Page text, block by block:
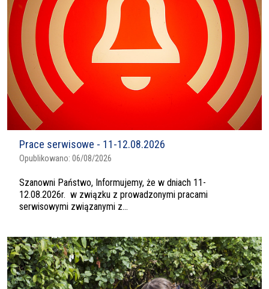
Prace serwisowe - 11-12.08.2026
Opublikowano: 06/08/2026
Szanowni Państwo, Informujemy, że w dniach 11-
12.08.2026r. w związku z prowadzonymi pracami
serwisowymi związanymi z...